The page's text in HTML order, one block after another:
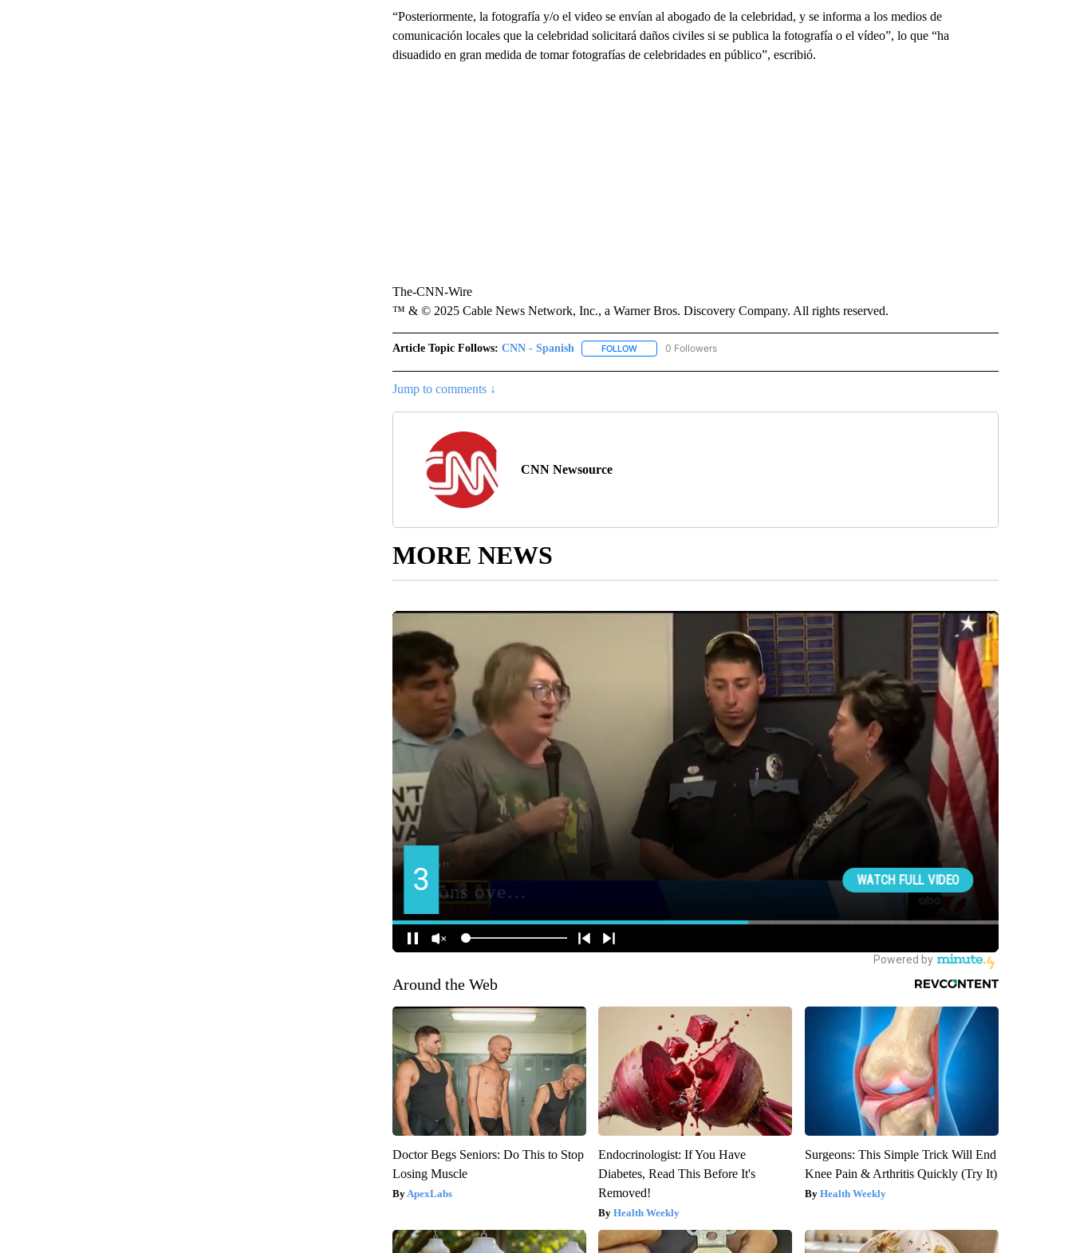
“Posteriormente, la fotografía y/o el video se envían al abogado de la celebridad, y se informa a los medios de
comunicación locales que la celebridad solicitará daños civiles si se publica la fotografía o el vídeo”, lo que “ha
disuadido en gran medida de tomar fotografías de celebridades en público”, escribió.
The-CNN-Wire
™ & © 2025 Cable News Network, Inc., a Warner Bros. Discovery Company. All rights reserved.
Article Topic Follows: CNN - Spanish FOLLOWFOLLOW "CNN - SPANISH" TO RECEIVE NOTIFICATIONS ABOUT NEW PAGES ON "CNN - SPANISH".
0 Followers
Jump to comments ↓
CNN Newsource
MORE NEWS
Around the Web
Doctor Begs Seniors: Do This to Stop
Losing Muscle
ApexLabs
Endocrinologist: If You Have
Diabetes, Read This Before It's
Removed!
Health Weekly
Surgeons: This Simple Trick Will End
Knee Pain & Arthritis Quickly (Try It)
Health Weekly